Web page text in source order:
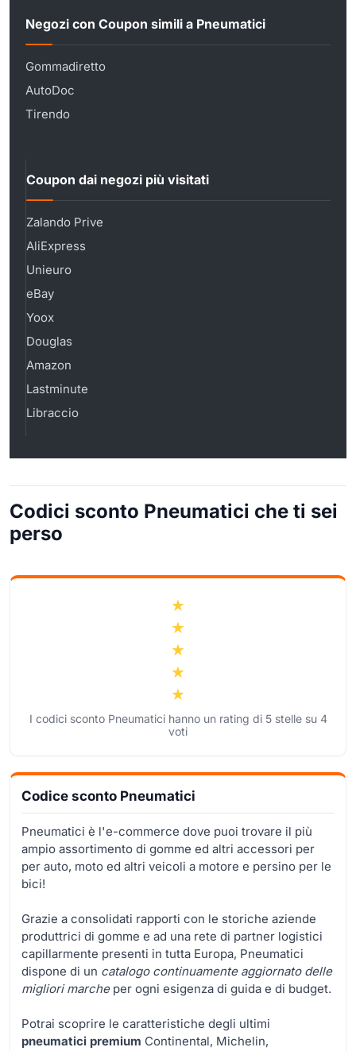
Negozi con Coupon simili a Pneumatici
Gommadiretto
AutoDoc
Tirendo
Coupon dai negozi più visitati
Zalando Prive
AliExpress
Unieuro
eBay
Yoox
Douglas
Amazon
Lastminute
Libraccio
Codici sconto Pneumatici che ti sei
perso
I codici sconto Pneumatici hanno un rating di 5stelle su 4
voti
Codice sconto Pneumatici
Pneumatici è l'e-commerce dove puoi trovare il più
ampio assortimento di gomme ed altri accessori per
per auto, moto ed altri veicoli a motore e persino per le
bici!
Grazie a consolidati rapporti con le storiche aziende
produttrici di gomme e ad una rete di partner logistici
capillarmente presenti in tutta Europa, Pneumatici
dispone di un catalogo continuamente aggiornato delle
migliori marcheper ogni esigenza di guida e di budget.
Potrai scoprire le caratteristiche degli ultimi
pneumatici premium Continental, Michelin,